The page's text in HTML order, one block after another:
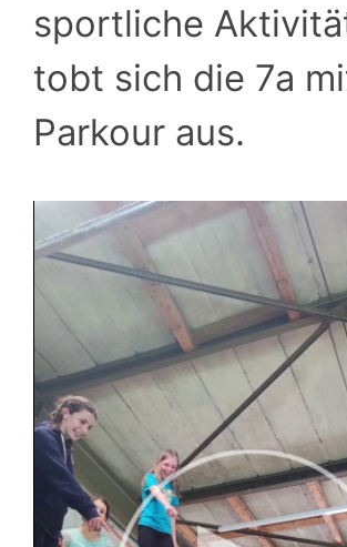
sportliche
tobt sich die 7a
Parkour aus.